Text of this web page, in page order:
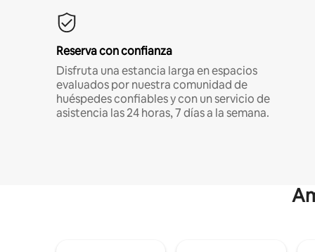
Reserva con confianza
Disfruta una estancia larga en espacios
evaluados por nuestra comunidad de
huéspedes confiables y con un servicio de
asistencia las 24 horas, 7 días a la semana.